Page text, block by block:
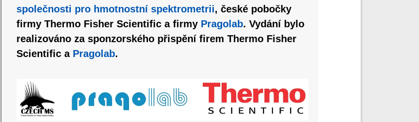
společnosti pro hmotnostní spektrometrii, české pobočky
firmy Thermo Fisher Scientific a firmy Pragolab. Vydání bylo
realizováno za sponzorského přispění firem Thermo Fisher
Scientific a Pragolab.